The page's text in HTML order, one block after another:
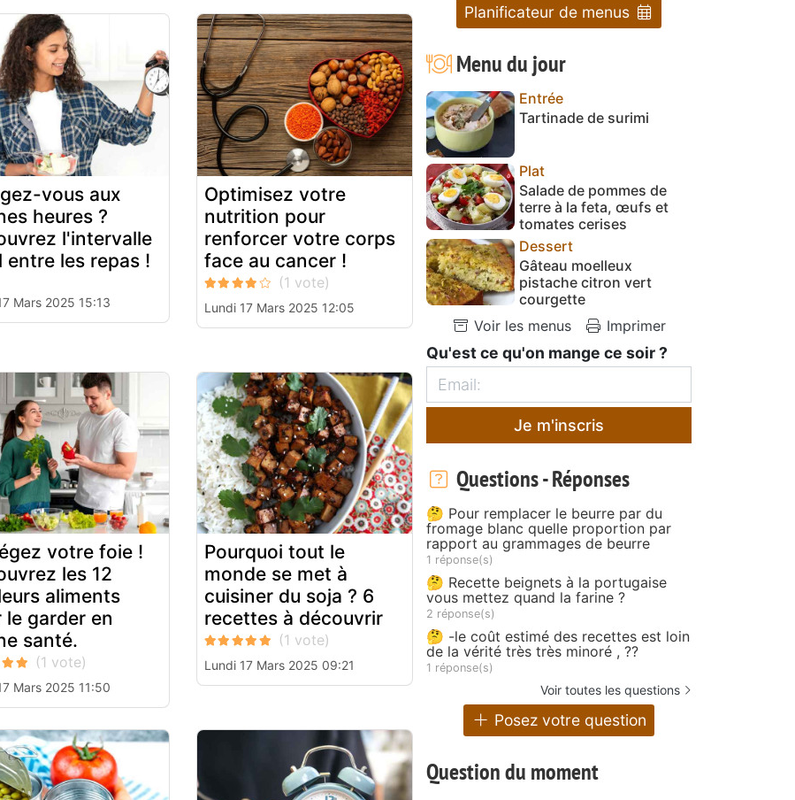
vous aux
heures ?
l'intervalle
entre les repas !
Mars 2025 15:13
Optimisez votre
nutrition pour
renforcer votre corps
face au cancer !
Lundi 17 Mars 2025 12:05
votre foie !
les 12
aliments
le garder en
santé.
Mars 2025 11:50
Pourquoi tout le
monde se met à
cuisiner du soja ? 6
recettes à découvrir
Lundi 17 Mars 2025 09:21
Planificateur de menus
Menu du jour
Entrée
Tartinade de surimi
Plat
Salade de pommes de
terre à la feta, œufs et
tomates cerises
Dessert
Gâteau moelleux
pistache citron vert
courgette
Voir les menus
Imprimer
Qu'est ce qu'on mange ce soir ?
Je m'inscris
Questions - Réponses
🤔 Pour remplacer le beurre par du
fromage blanc quelle proportion par
rapport au grammages de beurre
1 réponse(s)
🤔 Recette beignets à la portugaise
vous mettez quand la farine ?
2 réponse(s)
🤔 -le coût estimé des recettes est loin
de la vérité très très minoré , ??
1 réponse(s)
Voir toutes les questions
Posez votre question
Question du moment